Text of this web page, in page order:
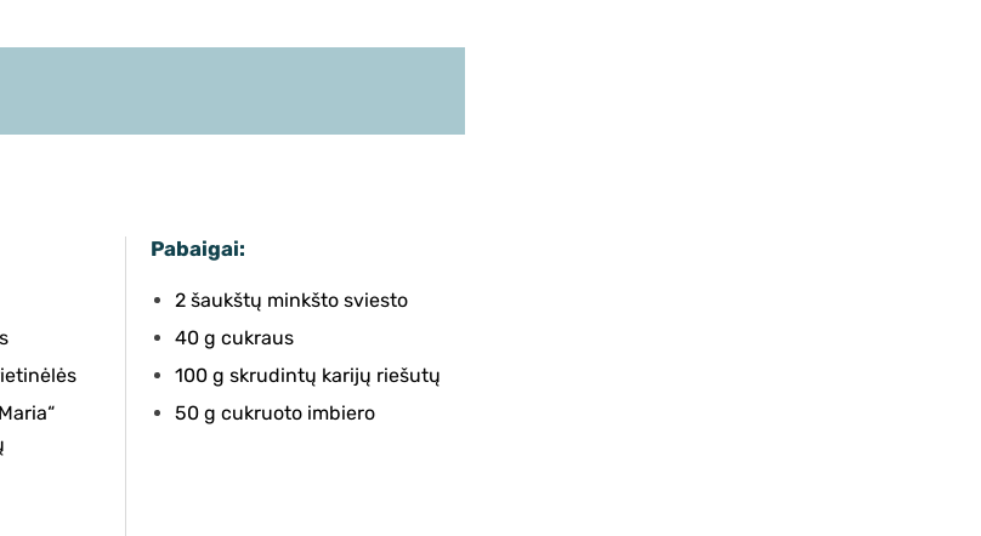
Pabaigai:
2 šaukštų minkšto sviesto
40 g cukraus
100 g skrudintų karijų riešutų
50 g cukruoto imbiero